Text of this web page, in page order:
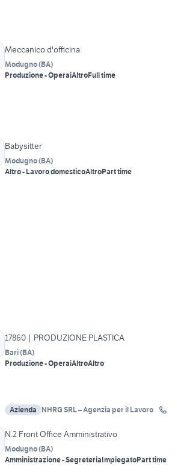
Meccanico d'officina
Modugno(BA)
Produzione - OperaiAltroFull time
Babysitter
Modugno(BA)
Altro - Lavoro domesticoAltroPart time
17860 | PRODUZIONE PLASTICA
Bari(BA)
Produzione - OperaiAltroAltro
Azienda NHRG SRL – Agenzia per il Lavoro
N.2 Front Office Amministrativo
Modugno(BA)
Amministrazione - SegreteriaImpiegatoPart time